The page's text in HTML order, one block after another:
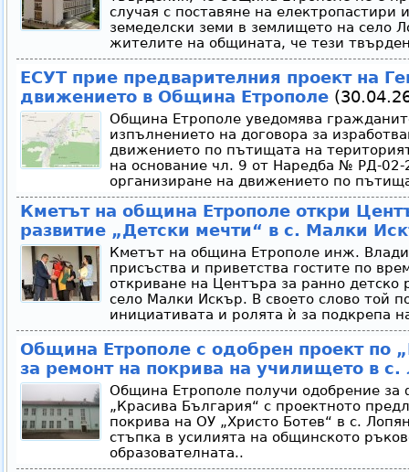
случая с поставяне на електропастири
земеделски земи в землището на село
жителите на общината, че тези
ЕСУТ прие предварителния проект на
движението в Община Етрополе
Община Етрополе уведомява
изпълнението на договора за
движението по пътищата на
на основание чл. 9 от Наредба № РД-
организиране на движението по
Кметът на община Етрополе откри
развитие „Детски мечти“ в с. Малки
Кметът на община Етрополе инж.
присъства и приветства гостите по
откриване на Центъра за ранно детско
село Малки Искър. В своето слово той
инициативата и ролята ѝ за подкрепа
Община Етрополе с одобрен проект по
за ремонт на покрива на училището в с.
Община Етрополе получи одобрение за
„Красива България“ с проектното
покрива на ОУ „Христо Ботев“ в с.
стъпка в усилията на общинското
образователната..